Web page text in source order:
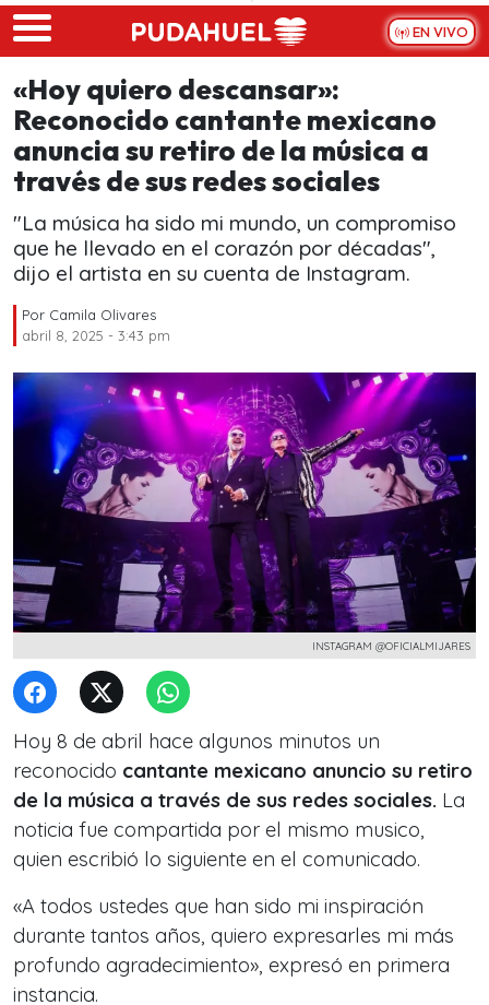
Skip to main content
EN VIVO
«Hoy quiero descansar»:
Reconocido cantante mexicano
anuncia su retiro de la música a
través de sus redes sociales
"La música ha sido mi mundo, un compromiso
que he llevado en el corazón por décadas",
dijo el artista en su cuenta de Instagram.
Por Camila Olivares
abril 8, 2025 - 3:43 pm
INSTAGRAM @OFICIALMIJARES
Hoy 8 de abril hace algunos minutos un
reconocido cantante mexicano anuncio su retiro
de la música a través de sus redes sociales. La
noticia fue compartida por el mismo musico,
quien escribió lo siguiente en el comunicado.
«A todos ustedes que han sido mi inspiración
durante tantos años, quiero expresarles mi más
profundo agradecimiento», expresó en primera
instancia.